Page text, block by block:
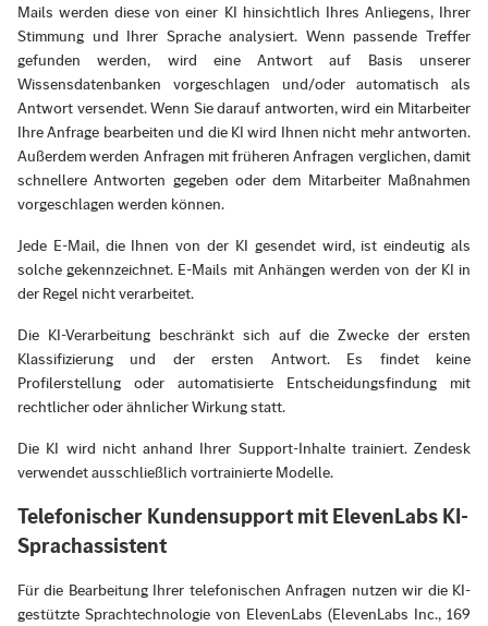
Mails werden diese von einer KI hinsichtlich Ihres Anliegens, Ihrer
Stimmung und Ihrer Sprache analysiert. Wenn passende Treffer
gefunden werden, wird eine Antwort auf Basis unserer
Wissensdatenbanken vorgeschlagen und/oder automatisch als
Antwort versendet. Wenn Sie darauf antworten, wird ein Mitarbeiter
Ihre Anfrage bearbeiten und die KI wird Ihnen nicht mehr antworten.
Außerdem werden Anfragen mit früheren Anfragen verglichen, damit
schnellere Antworten gegeben oder dem Mitarbeiter Maßnahmen
vorgeschlagen werden können.
Jede E-Mail, die Ihnen von der KI gesendet wird, ist eindeutig als
solche gekennzeichnet. E-Mails mit Anhängen werden von der KI in
der Regel nicht verarbeitet.
Die KI-Verarbeitung beschränkt sich auf die Zwecke der ersten
Klassifizierung und der ersten Antwort. Es findet keine
Profilerstellung oder automatisierte Entscheidungsfindung mit
rechtlicher oder ähnlicher Wirkung statt.
Die KI wird nicht anhand Ihrer Support-Inhalte trainiert. Zendesk
verwendet ausschließlich vortrainierte Modelle.
Telefonischer Kundensupport mit ElevenLabs KI-
Sprachassistent
Für die Bearbeitung Ihrer telefonischen Anfragen nutzen wir die KI-
gestützte Sprachtechnologie von ElevenLabs (ElevenLabs Inc., 169